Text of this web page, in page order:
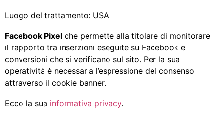
Luogo del trattamento: USA
Facebook Pixel che permette alla titolare di monitorare
il rapporto tra inserzioni eseguite su Facebook e
conversioni che si verificano sul sito. Per la sua
operatività è necessaria l’espressione del consenso
attraverso il cookie banner.
Ecco la sua informativa privacy.